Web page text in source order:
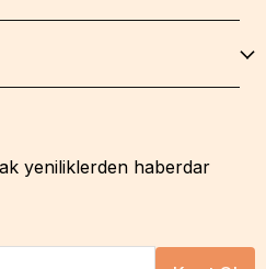
yeniliklerden haberdar